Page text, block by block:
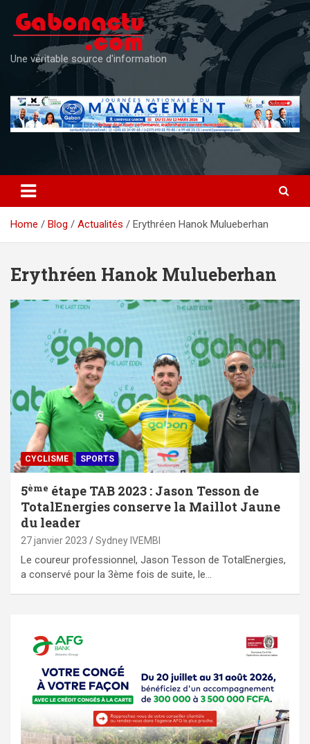
content
Une véritable source d'information
Home Blog Actualités Erythréen Hanok Mulueberhan
Erythréen Hanok Mulueberhan
CYCLISME SPORTS
5ème étape TAB 2023 : Jason Tesson de
TotalEnergies conserve la Maillot Jaune
du leader
27 janvier 2023 Sydney IVEMBI
Le coureur professionnel, Jason Tesson de TotalEnergies,
a conservé pour la 3ème fois de suite, le…